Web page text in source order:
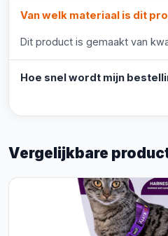
Van welk materiaal is dit
Dit product is gemaakt van
Hoe snel wordt mijn
Vergelijkbare